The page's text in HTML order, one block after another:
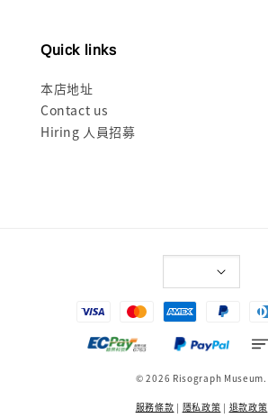
Quick links
本店地址
Contact us
Hiring 人員招募
© 2026 Risograph Museum.
服務條款 | 隱私政策 | 退款政策